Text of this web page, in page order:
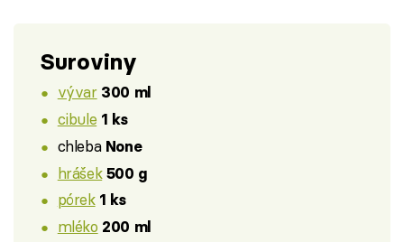
Suroviny
vývar 300 ml
cibule 1 ks
chleba None
hrášek 500 g
pórek 1 ks
mléko 200 ml